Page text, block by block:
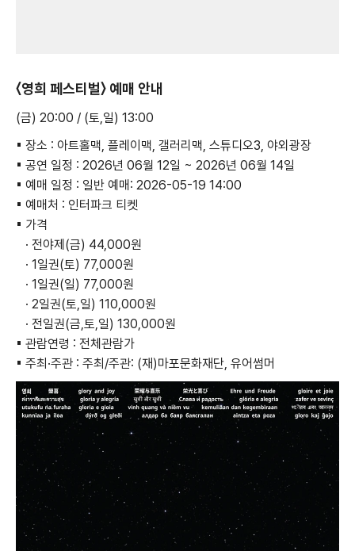
〈영희 페스티벌〉 예매 안내
(금) 20:00 / (토,일) 13:00
▪ 장소 : 아트홀맥, 플레이맥, 갤러리맥, 스튜디오3, 야외광장
▪ 공연 일정 : 2026년 06월 12일 ~ 2026년 06월 14일
▪ 예매 일정 : 일반 예매: 2026-05-19 14:00
▪ 예매처 : 인터파크 티켓
▪ 가격
· 전야제(금) 44,000원
· 1일권(토) 77,000원
· 1일권(일) 77,000원
· 2일권(토,일) 110,000원
· 전일권(금,토,일) 130,000원
▪ 관람연령 : 전체관람가
▪ 주최·주관 : 주최/주관: (재)마포문화재단, 유어썸머